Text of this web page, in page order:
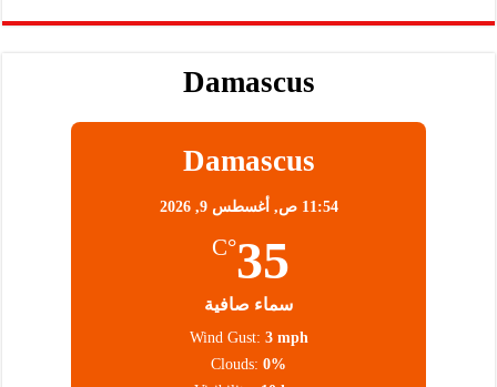
Damascus
Damascus
11:54 ص, أغسطس 9, 2026
35
°C
سماء صافية
Wind Gust: 3 mph
Clouds: 0%